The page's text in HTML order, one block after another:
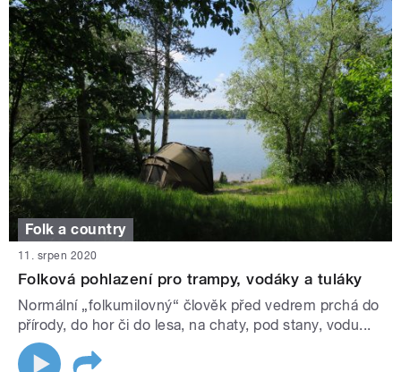
Folk a country
11. srpen 2020
Folková pohlazení pro trampy, vodáky a tuláky
Normální „folkumilovný“ člověk před vedrem prchá do
přírody, do hor či do lesa, na chaty, pod stany, vodu...